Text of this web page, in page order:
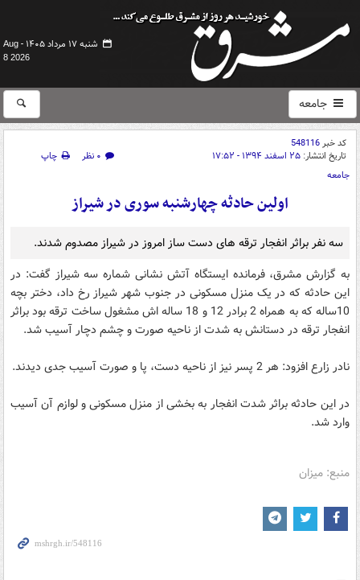
شنبه ۱۷ مرداد ۱۴۰۵ -
Aug
8 2026
جامعه
کد خبر548116
تاریخ انتشار: ۲۵ اسفند ۱۳۹۴ - ۱۷:۵۲ ۰ نظر
چاپ
جامعه
اولین حادثه چهارشنبه سوری در شیراز
سه نفر براثر انفجار ترقه های دست ساز امروز در شیراز مصدوم شدند.
به گزارش مشرق، فرمانده ایستگاه آتش نشانی شماره سه شیراز گفت: در
این حادثه که در یک منزل مسکونی در جنوب شهر شیراز رخ داد، دختر بچه
10ساله که به همراه 2 برادر 12 و 18 ساله اش مشغول ساخت ترقه بود براثر
انفجار ترقه در دستانش به شدت از ناحیه صورت و چشم دچار آسیب شد.
نادر زارع افزود: هر 2 پسر نیز از ناحیه دست، پا و صورت آسیب جدی دیدند.
در این حادثه براثر شدت انفجار به بخشی از منزل مسکونی و لوازم آن آسیب
وارد شد.
منبع: میزان